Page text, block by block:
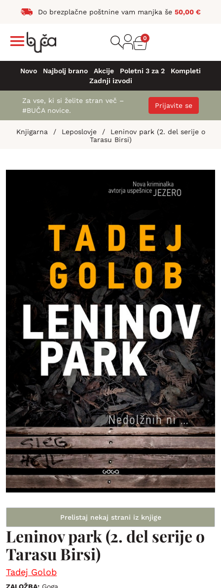
Do brezplačne poštnine vam manjka še 50,00 €
0
Novo Najbolj brano Akcije Poletni 3 za 2
Kompleti
Zadnji izvodi
Za vse, ki si želite stran več –
#BUČA novice.
Prijavite se
Knjigarna / Leposlovje /
Leninov park (2. del serije o
Tarasu Birsi)
Prelistaj nekaj strani iz knjige
Leninov park (2. del serije o
Tarasu Birsi)
Tadej Golob